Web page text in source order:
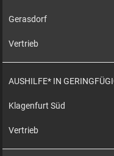
Gerasdorf
Vertrieb
AUSHILFE* IN
Klagenfurt Süd
Vertrieb